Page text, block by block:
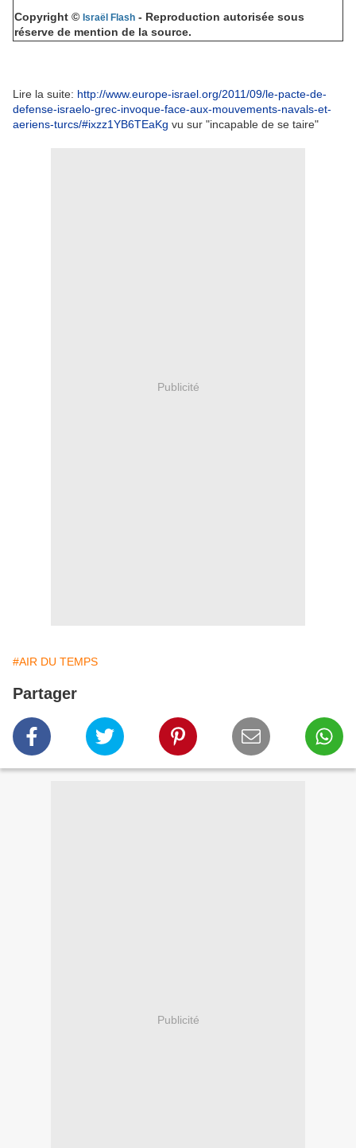
Copyright © Israël Flash - Reproduction autorisée sous
réserve de mention de la source.
Lire la suite: http://www.europe-israel.org/2011/09/le-pacte-de-
defense-israelo-grec-invoque-face-aux-mouvements-navals-et-
aeriens-turcs/#ixzz1YB6TEaKg vu sur "incapable de se taire"
Publicité
#AIR DU TEMPS
Partager
Publicité